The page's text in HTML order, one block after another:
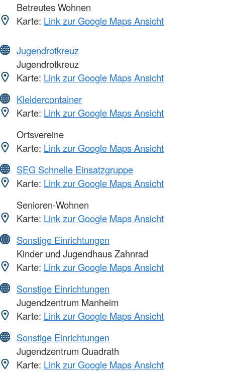
Betreutes Wohnen
Karte: Link zur Google Maps Ansicht
Jugendrotkreuz
Jugendrotkreuz
Karte: Link zur Google Maps Ansicht
Kleidercontainer
Karte: Link zur Google Maps Ansicht
Ortsvereine
Karte: Link zur Google Maps Ansicht
SEG Schnelle Einsatzgruppe
Karte: Link zur Google Maps Ansicht
Senioren-Wohnen
Karte: Link zur Google Maps Ansicht
Sonstige Einrichtungen
Kinder und Jugendhaus Zahnrad
Karte: Link zur Google Maps Ansicht
Sonstige Einrichtungen
Jugendzentrum Manheim
Karte: Link zur Google Maps Ansicht
Sonstige Einrichtungen
Jugendzentrum Quadrath
Karte: Link zur Google Maps Ansicht